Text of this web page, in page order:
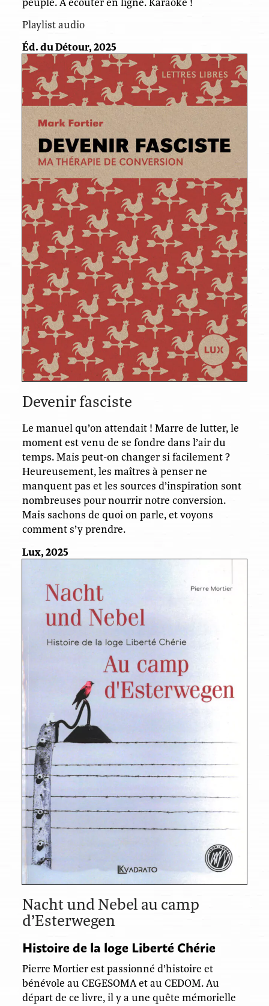
Playlist audio
Éd. du Détour, 2025
Devenir fasciste
Le manuel qu’on attendait ! Marre de lutter, le
moment est venu de se fondre dans l’air du
temps. Mais peut-on changer si facilement ?
Heureusement, les maîtres à penser ne
manquent pas et les sources d’inspiration sont
nombreuses pour nourrir notre conversion.
Mais sachons de quoi on parle, et voyons
comment s’y prendre.
Lux, 2025
Nacht und Nebel au camp
d’Esterwegen
Histoire de la loge Liberté Chérie
Pierre Mortier est passionné d’histoire et
bénévole au CEGESOMA et au CEDOM. Au
départ de ce livre, il y a une quête mémorielle